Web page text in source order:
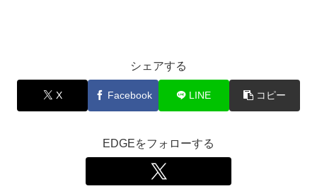
シェアする
X Facebook LINE コピー
EDGEをフォローする